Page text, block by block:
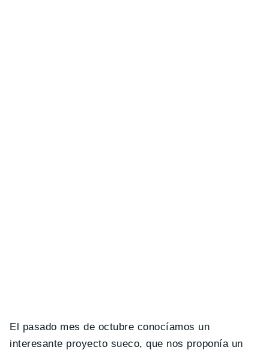
El pasado mes de octubre conocíamos un
interesante proyecto sueco, que nos proponía un